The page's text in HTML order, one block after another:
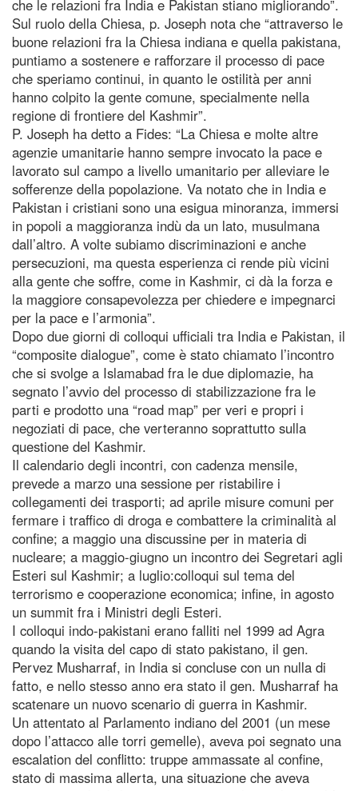
che le relazioni fra India e Pakistan stiano migliorando”.
Sul ruolo della Chiesa, p. Joseph nota che “attraverso le
buone relazioni fra la Chiesa indiana e quella pakistana,
puntiamo a sostenere e rafforzare il processo di pace
che speriamo continui, in quanto le ostilità per anni
hanno colpito la gente comune, specialmente nella
regione di frontiere del Kashmir”.
P. Joseph ha detto a Fides: “La Chiesa e molte altre
agenzie umanitarie hanno sempre invocato la pace e
lavorato sul campo a livello umanitario per alleviare le
sofferenze della popolazione. Va notato che in India e
Pakistan i cristiani sono una esigua minoranza, immersi
in popoli a maggioranza indù da un lato, musulmana
dall’altro. A volte subiamo discriminazioni e anche
persecuzioni, ma questa esperienza ci rende più vicini
alla gente che soffre, come in Kashmir, ci dà la forza e
la maggiore consapevolezza per chiedere e impegnarci
per la pace e l’armonia”.
Dopo due giorni di colloqui ufficiali tra India e Pakistan, il
“composite dialogue”, come è stato chiamato l’incontro
che si svolge a Islamabad fra le due diplomazie, ha
segnato l’avvio del processo di stabilizzazione fra le
parti e prodotto una “road map” per veri e propri i
negoziati di pace, che verteranno soprattutto sulla
questione del Kashmir.
Il calendario degli incontri, con cadenza mensile,
prevede a marzo una sessione per ristabilire i
collegamenti dei trasporti; ad aprile misure comuni per
fermare i traffico di droga e combattere la criminalità al
confine; a maggio una discussine per in materia di
nucleare; a maggio-giugno un incontro dei Segretari agli
Esteri sul Kashmir; a luglio:colloqui sul tema del
terrorismo e cooperazione economica; infine, in agosto
un summit fra i Ministri degli Esteri.
I colloqui indo-pakistani erano falliti nel 1999 ad Agra
quando la visita del capo di stato pakistano, il gen.
Pervez Musharraf, in India si concluse con un nulla di
fatto, e nello stesso anno era stato il gen. Musharraf ha
scatenare un nuovo scenario di guerra in Kashmir.
Un attentato al Parlamento indiano del 2001 (un mese
dopo l’attacco alle torri gemelle), aveva poi segnato una
escalation del conflitto: truppe ammassate al confine,
stato di massima allerta, una situazione che aveva